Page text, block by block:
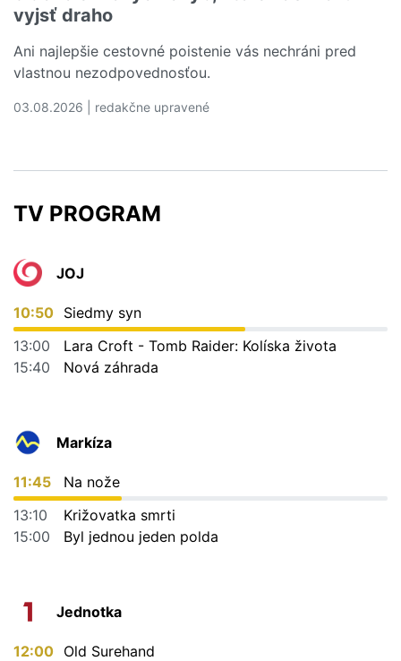
vyjsť draho
Ani najlepšie cestovné poistenie vás nechráni pred
vlastnou nezodpovednosťou.
03.08.2026 | redakčne upravené
TV PROGRAM
JOJ
10:50 Siedmy syn
13:00
Lara Croft - Tomb Raider: Kolíska života
15:40
Nová záhrada
Markíza
11:45
Na nože
13:10
Križovatka smrti
15:00
Byl jednou jeden polda
Jednotka
12:00 Old Surehand